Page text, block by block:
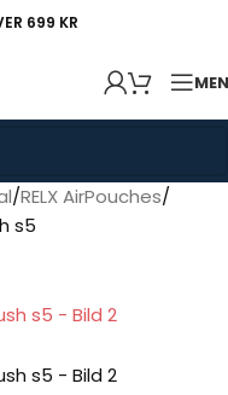
699 KR
RELX AirPouches
s5